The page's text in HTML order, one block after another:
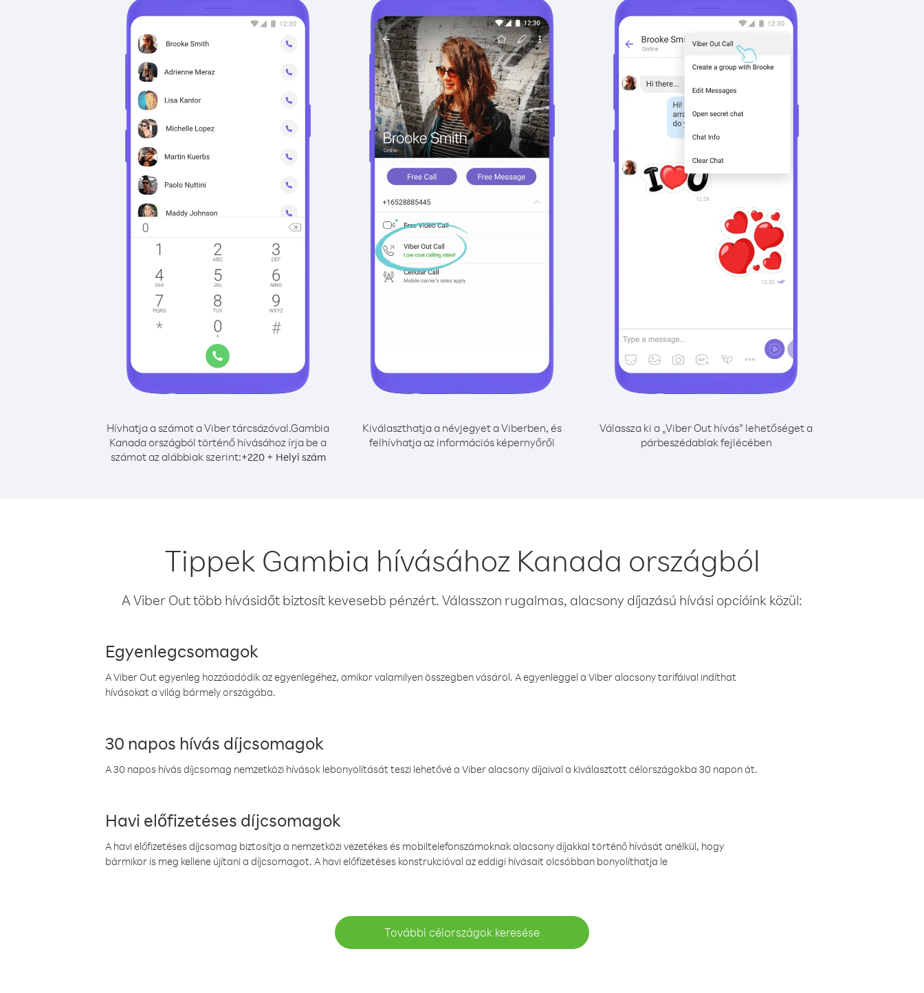
Hívhatja a számot a Viber tárcsázóval.Gambia
Kanada országból történő hívásához írja be a
számot az alábbiak szerint:+220+ Helyi szám
Kiválaszthatja a névjegyet a Viberben, és
felhívhatja az információs képernyőről
Válassza ki a „Viber Out hívás” lehetőséget a
párbeszédablak fejlécében
Tippek Gambia hívásához Kanada országból
A Viber Out több hívásidőt biztosít kevesebb pénzért. Válasszon rugalmas, alacsony díjazású hívási opcióink közül:
Egyenlegcsomagok
A Viber Out egyenleg hozzáadódik az egyenlegéhez, amikor valamilyen összegben vásárol. A egyenleggel a Viber alacsony tarifáival indíthat
hívásokat a világ bármely országába.
30 napos hívás díjcsomagok
A 30 napos hívás díjcsomag nemzetközi hívások lebonyolítását teszi lehetővé a Viber alacsony díjaival a kiválasztott célországokba 30 napon át.
Havi előfizetéses díjcsomagok
A havi előfizetéses díjcsomag biztosítja a nemzetközi vezetékes és mobiltelefonszámoknak alacsony díjakkal történő hívását anélkül, hogy
bármikor is meg kellene újítani a díjcsomagot. A havi előfizetéses konstrukcióval az eddigi hívásait olcsóbban bonyolíthatja le
További célországok keresése